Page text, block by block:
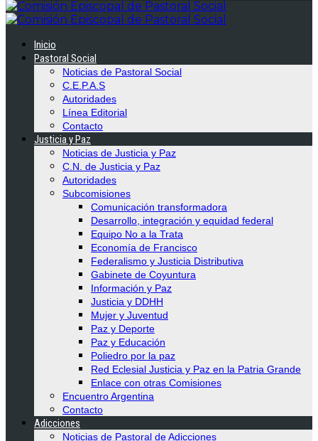
Inicio
Pastoral Social
Noticias de Pastoral Social
C.E.P.A.S
Autoridades
Línea Editorial
Contacto
Justicia y Paz
Noticias de Justicia y Paz
C.N. de Justicia y Paz
Autoridades
Subcomisiones
Comunicación transformadora
Desarrollo, integración y equidad federal
Equipo No a la Trata
Economía de Francisco
Federalismo y Justicia Distributiva
Gabinete de Coyuntura
Información y Paz
Justicia y DDHH
Mujer y Juventud
Paz y Deporte
Paz y Educación
Poliedro por la paz
Red Eclesial Justicia y Paz en la Patria Grande
Enlace con otras Comisiones
Encuentro Argentina
Contacto
Adicciones
Noticias de Pastoral de Adicciones